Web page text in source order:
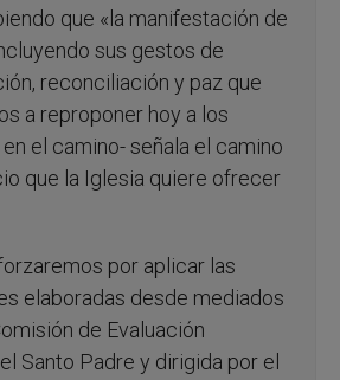
que «la manifestación de
sus gestos de
reconciliación y paz que
a reproponer hoy a los
el camino- señala el camino
que la Iglesia quiere ofrecer
por aplicar las
elaboradas desde mediados
de Evaluación
Santo Padre y dirigida por el